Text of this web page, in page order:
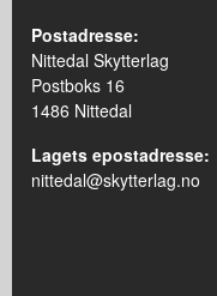
Postadresse:
Nittedal Skytterlag
Postboks 16
1486 Nittedal
Lagets epostadresse:
nittedal@skytterlag.no